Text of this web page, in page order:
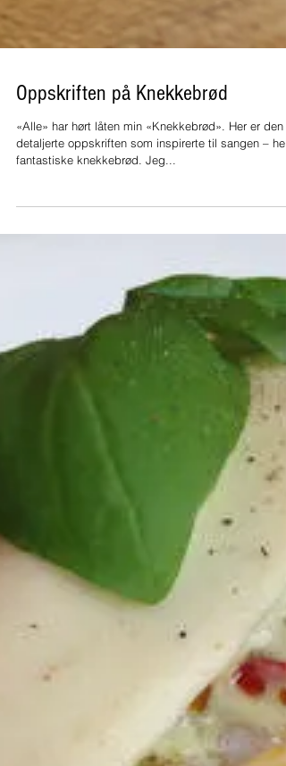
Oppskriften på Knekkebrød
«Alle» har hørt låten min «Knekkebrød». Her er den